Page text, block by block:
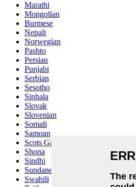
Marathi
Mongolian
Burmese
Nepali
Norwegian
Pashto
Persian
Punjabi
Serbian
Sesotho
Sinhala
Slovak
Slovenian
Somali
Samoan
Scots Gaelic
Shona
Sindhi
Sundanese
Swahili